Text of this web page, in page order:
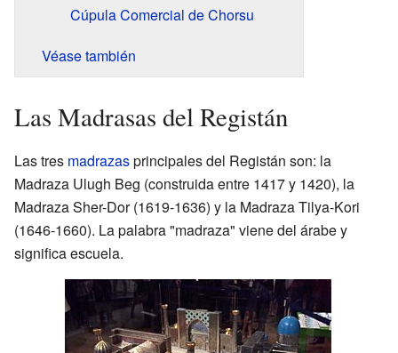
Cúpula Comercial de Chorsu
Véase también
Las Madrasas del Registán
Las tres madrazasprincipales del Registán son: la
Madraza Ulugh Beg (construida entre 1417 y 1420), la
Madraza Sher-Dor (1619-1636) y la Madraza Tilya-Kori
(1646-1660). La palabra "madraza" viene del árabe y
significa escuela.